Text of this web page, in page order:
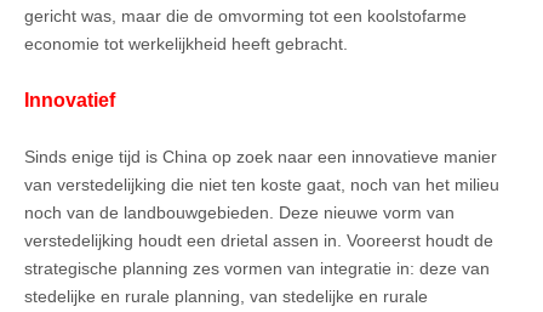
gericht was, maar die de omvorming tot een koolstofarme
economie tot werkelijkheid heeft gebracht.
Innovatief
Sinds enige tijd is China op zoek naar een innovatieve manier
van verstedelijking die niet ten koste gaat, noch van het milieu
noch van de landbouwgebieden. Deze nieuwe vorm van
verstedelijking houdt een drietal assen in. Vooreerst houdt de
strategische planning zes vormen van integratie in: deze van
stedelijke en rurale planning, van stedelijke en rurale